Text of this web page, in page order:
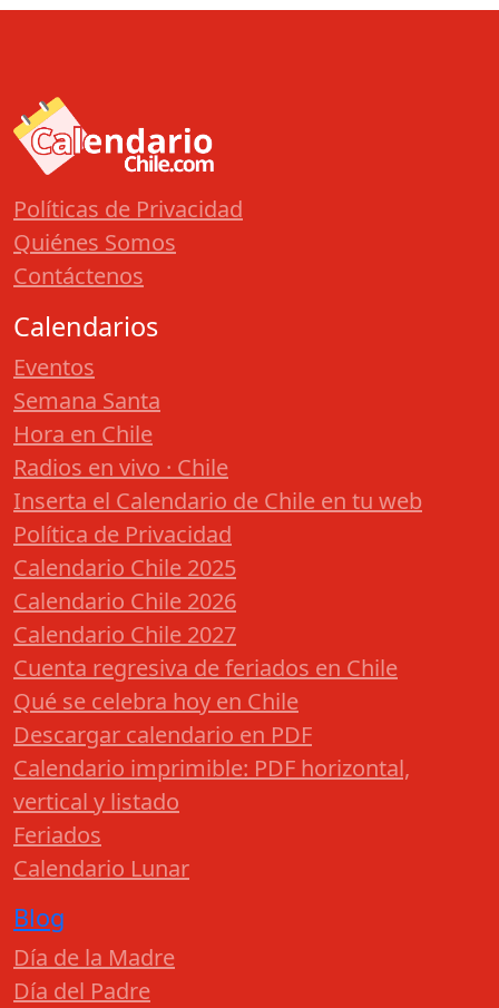
Políticas de Privacidad
Quiénes Somos
Contáctenos
Calendarios
Eventos
Semana Santa
Hora en Chile
Radios en vivo · Chile
Inserta el Calendario de Chile en tu web
Política de Privacidad
Calendario Chile 2025
Calendario Chile 2026
Calendario Chile 2027
Cuenta regresiva de feriados en Chile
Qué se celebra hoy en Chile
Descargar calendario en PDF
Calendario imprimible: PDF horizontal,
vertical y listado
Feriados
Calendario Lunar
Blog
Día de la Madre
Día del Padre